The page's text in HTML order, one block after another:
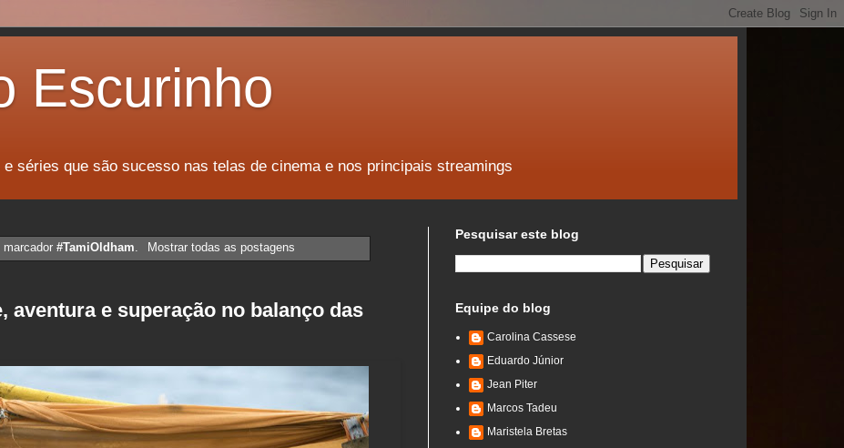
Escurinho
séries que são sucesso nas telas de cinema e nos principais streamings
marcador#TamiOldham. Mostrar todas as postagens
aventura e superação no balanço das
Pesquisar este blog
Equipe do blog
Carolina Cassese
Eduardo Júnior
Jean Piter
Marcos Tadeu
Maristela Bretas